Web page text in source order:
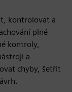
kontrolovat a
plné
kontroly,
a
chyby, šetřit